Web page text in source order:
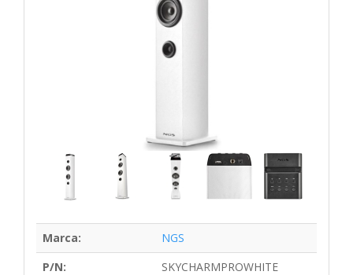
Marca:
NGS
P/N:
SKYCHARMPROWHITE